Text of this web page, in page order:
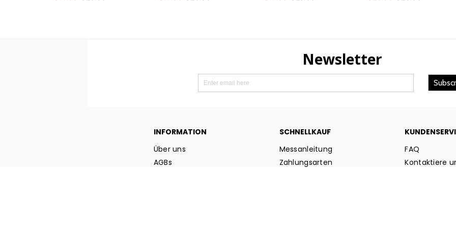
INFORMATION
Über uns
AGBs
SCHNELLKAUF
Messanleitung
Zahlungsarten
FAQ
Kontaktiere